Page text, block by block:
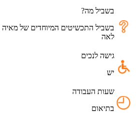
בשביל מה?
בשביל התכשיטים המיוחדים של
לאה
גישה לנכים
יש
שעות העבודה
בתיאום